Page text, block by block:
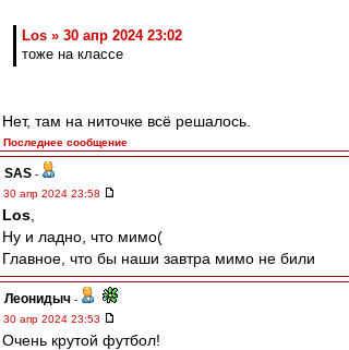
Los » 30 апр 2024 23:02
тоже на классе
Нет, там на ниточке всё решалось.
Последнее сообщение
SAS -
30 апр 2024 23:58
Los
Ну и ладно, что мимо(
Главное, что бы наши завтра мимо не били
Леонидыч -
30 апр 2024 23:53
Очень крутой футбол!